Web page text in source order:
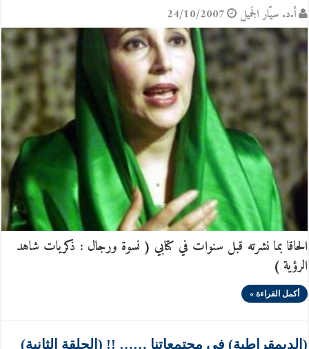
أ.د. سيّار الجَميل 24/10/2007
الحاقا بما نشرته قبل سنوات في كتابي ( نسوة ورجال : ذكريات شاهد
الرؤية )
أكمل القراءة »
(الديمقراطية) في مجتمعاتنا …… !! (الحلقة الثانية)